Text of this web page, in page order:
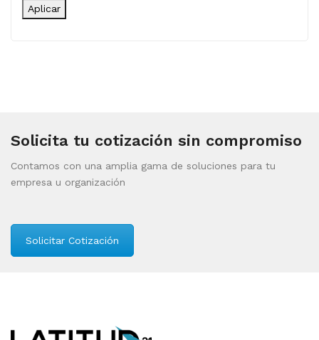
Aplicar
Solicita tu cotización sin compromiso
Contamos con una amplia gama de soluciones para tu
empresa u organización
Solicitar Cotización